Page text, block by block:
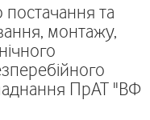
та
монтажу,
ПрАТ "ВФ